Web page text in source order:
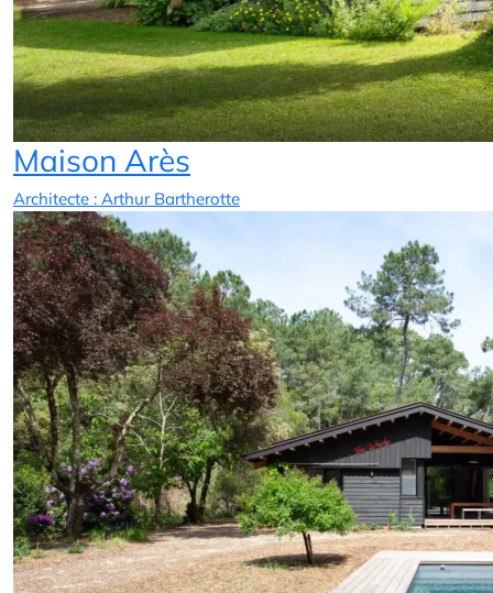
Maison Arès
Architecte : Arthur Bartherotte